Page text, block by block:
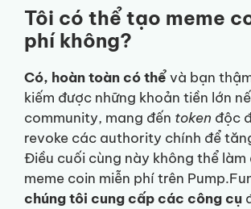
Tôi có thể tạo meme
phí không?
Có, hoàn toàn có thểvà bạn
kiếm được những khoản tiền lớn
community, mang đến token độc
revoke các authority chính để
Điều cuối cùng này không thể làm
meme coin miễn phí trên
chúng tôi cung cấp các công cụ